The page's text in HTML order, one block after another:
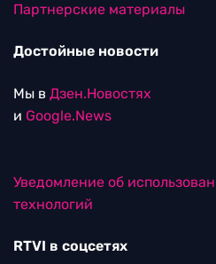
Партнерские материалы
Достойные новости
Мы в Дзен.Новостях
и Google.News
Уведомление об
технологий
RTVI в соцсетях